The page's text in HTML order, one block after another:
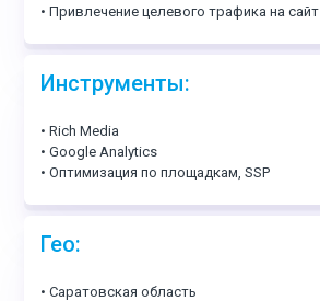
• Привлечение целевого трафика на сайт
Инструменты:
• Rich Media
• Google Analytics
• Оптимизация по площадкам, SSP
Гео:
• Саратовская область